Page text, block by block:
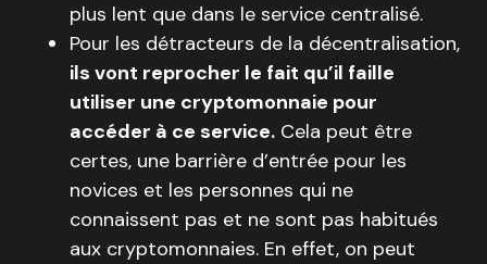
plus lent que dans le service centralisé.
Pour les détracteurs de la décentralisation,
ils vont reprocher le fait qu’il faille
utiliser une cryptomonnaie pour
accéder à ce service. Cela peut être
certes, une barrière d’entrée pour les
novices et les personnes qui ne
connaissent pas et ne sont pas habitués
aux cryptomonnaies. En effet, on peut